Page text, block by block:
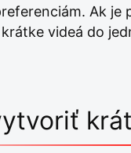
Ak je
videá do